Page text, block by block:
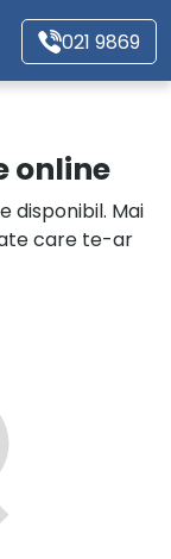
021 9869
online
disponibil. Mai
care te-ar